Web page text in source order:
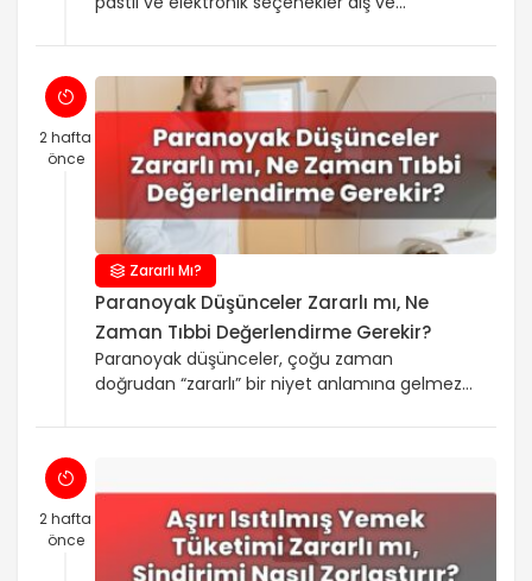
şu: Genelde “zararsız” kabul edilmez. Nikotin
sakızı ve pastiller ağızda tükürüğü artırsa da
nikotin ağız dokusuna ve diş etlerine olumsuz
etki gösterebilir; ağız kuruluğu, ağız kokusu ve
yanak ya da dilde tahriş gibi şikayetler
görülebilir. E-sigara tarafında […]
2 hafta
önce
Zararlı Mı?
Paranoyak Düşünceler Zararlı mı, Ne
Zaman Tıbbi Değerlendirme Gerekir?
Paranoyak düşünceler, çoğu zaman
doğrudan “zararlı” bir niyet anlamına gelmez;
durumu yanlış yorumlaması gibi bir işaret
sürdürmek zorlaştığında önem kazanır. Bu
düşünceler haftalarca devam ediyorsa, iş,
okul, ilişkiler ya da uyku üzerinde belirgin bir
2 hafta
önce